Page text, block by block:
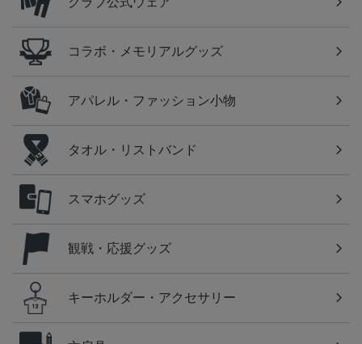
コラボ・メモリアルグッズ
アパレル・ファッション小物
タオル・リストバンド
スマホグッズ
観戦・応援グッズ
キーホルダー・アクセサリー